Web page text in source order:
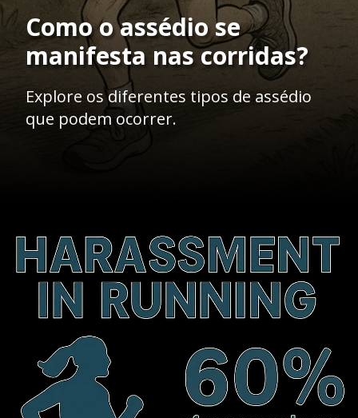
Como o assédio se
manifesta nas corridas?
Explore os diferentes tipos de assédio
que podem ocorrer.